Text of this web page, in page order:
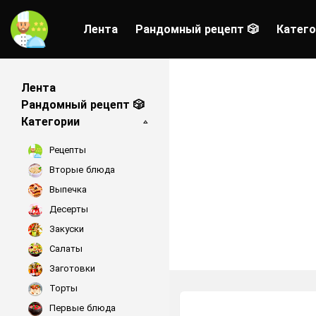
Лента Рандомный рецепт 🎲
Лента
Рандомный рецепт 🎲
Категории
Рецепты
Вторые блюда
Выпечка
Десерты
Закуски
Салаты
Заготовки
Торты
Первые блюда